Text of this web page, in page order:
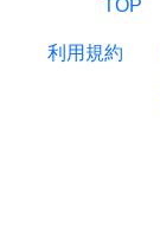
TOP
利用規約